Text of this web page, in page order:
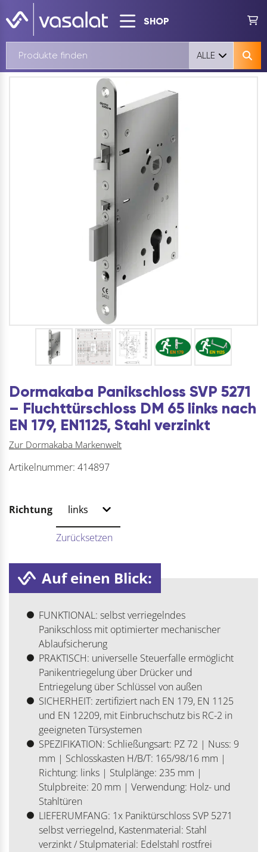
SHOP
ALLE
Dormakaba Panikschloss SVP 5271
– Fluchttürschloss DM 65 links nach
EN 179, EN1125, Stahl verzinkt
Zur Dormakaba Markenwelt
Artikelnummer: 414897
Richtung
Zurücksetzen
Auf einen Blick:
FUNKTIONAL: selbst verriegelndes
Panikschloss mit optimierter mechanischer
Ablaufsicherung
PRAKTISCH: universelle Steuerfalle ermöglicht
Panikentriegelung über Drücker und
Entriegelung über Schlüssel von außen
SICHERHEIT: zertifiziert nach EN 179, EN 1125
und EN 12209, mit Einbruchschutz bis RC-2 in
geeigneten Türsystemen
SPEZIFIKATION: Schließungsart: PZ 72 | Nuss: 9
mm | Schlosskasten H/B/T: 165/98/16 mm |
Richtung: links | Stulplänge: 235 mm |
Stulpbreite: 20 mm | Verwendung: Holz- und
Stahltüren
LIEFERUMFANG: 1x Paniktürschloss SVP 5271
selbst verriegelnd, Kastenmaterial: Stahl
verzinkt / Stulpmaterial: Edelstahl rostfrei